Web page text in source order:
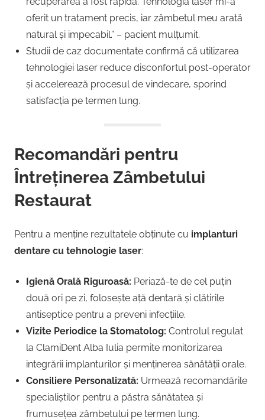
oferit un tratament precis, iar zâmbetul meu arată
natural și impecabil.” – pacient mulțumit.
Studii de caz documentate confirmă că utilizarea
tehnologiei laser reduce disconfortul post-operator
și accelerează procesul de vindecare, sporind
satisfacția pe termen lung.
Recomandări pentru
Întreținerea Zâmbetului
Restaurat
Pentru a menține rezultatele obținute cu implanturi
dentare cu tehnologie laser:
Igienă Orală Riguroasă: Periază-te de cel puțin
două ori pe zi, folosește ață dentară și clătirile
antiseptice pentru a preveni infecțiile.
Vizite Periodice la Stomatolog: Controlul regulat
la ClamiDent Alba Iulia permite monitorizarea
integrării implanturilor și menținerea sănătății orale.
Consiliere Personalizată: Urmează recomandările
specialiștilor pentru a păstra sănătatea și
frumusețea zâmbetului pe termen lung.